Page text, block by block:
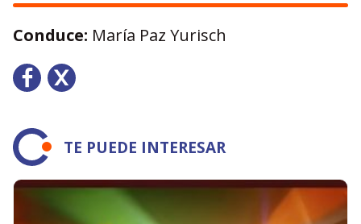
Conduce: María Paz Yurisch
TE PUEDE INTERESAR